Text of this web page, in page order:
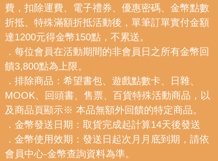
費，扣除運費、電子禮券、優惠密碼、金幣點數
折抵、特殊滿額折抵活動後，單筆訂單實付金額
達1200元得金幣150點，不累送。
．每位會員在活動期間的非會員日之所有金幣回
饋3,800點為上限。
．排除商品：希望書包、遊戲點數卡、日雜、
MOOK、回頭書、售票、百貨特殊活動商品，以
及商品頁顯示※ 本品無額外回饋的特定商品。
．金幣發送日期：取貨完成起計算14天後發送
．金幣使用效期：發送日起次月月底到期，請依
會員中心-金幣查詢資料為準。